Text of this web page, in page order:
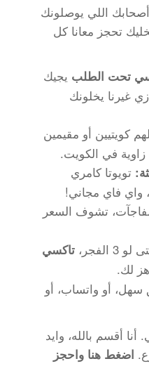
اللي يوصلونك
تحجز معانا كل
تحت الطلب يجيك
مو زي غيرنا يخلونك
كويتيين أو مقيمين
في الكويت.
تويوتا كامري
واي فاي مجاني!
تشوف السعر
3 الفجر،
تاكسي
لك.
سهل، أو واتساب، أو
أقسم بالله، وايد
اضغط هنا واحجز